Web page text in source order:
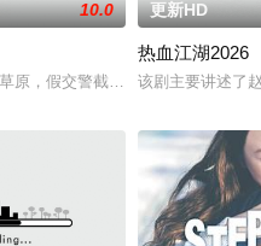
们和很多年轻人一样，自以为是
10.0
原，假交警截停铜矿押运车，炸药
更新HD
热血江湖2026
该剧主要讲述了